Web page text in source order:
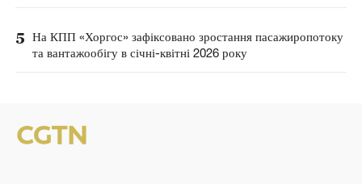
5 На КПП «Хоргос» зафіксовано зростання пасажиропотоку
та вантажообігу в січні-квітні 2026 року